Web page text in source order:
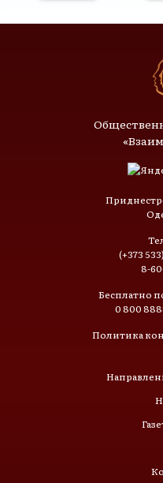
(+373
8-
Бесплатно
0 800
Политика